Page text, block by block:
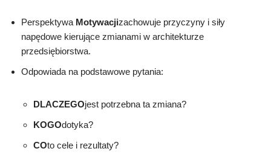
Perspektywa Motywacjizachowuje przyczyny i siły
napędowe kierujące zmianami w architekturze
przedsiębiorstwa.
Odpowiada na podstawowe pytania:
DLACZEGOjest potrzebna ta zmiana?
KOGOdotyka?
COto cele i rezultaty?